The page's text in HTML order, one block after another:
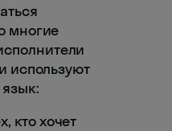
многие
используют
кто хочет